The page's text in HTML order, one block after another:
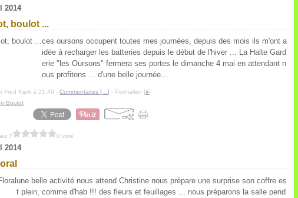
2014
boulot ...
ces oursons occupent toutes mes journées, depuis des mois ils m'ont a
idée à recharger les batteries depuis le début de l'hiver ... La Halte Gard
erie "les Oursons" fermera ses portes le dimanche 4 mai en attendant n
ous profitons ... d'une belle journée...
Fred Kipik à 21:49 - Commentaires [ ] - Permalien [#]
Boulot
? 0 vote
2014
une belle activité nous attend Christine nous prépare une surprise son coffre es
t plein, comme d'hab !!! des fleurs et feuillages ... nous préparons la salle pend